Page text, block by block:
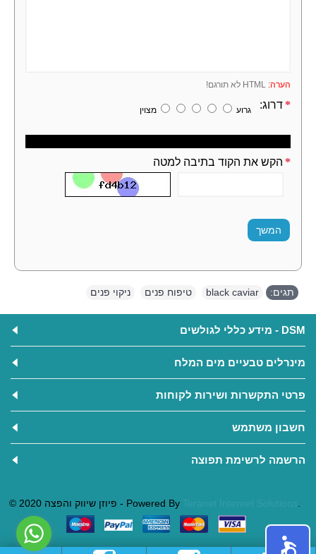
הערה:
דרוג: גרוע מצוין
הקש את הקוד בתיבה למטה
המשך
תגים: black caviar טיפוח פנים ניקוי פנים
DSM - מידע כללי לגולשים
מינרלים טבעיים מים המלח
פרטי התקשרות ושירות לקוחות
חשבון משתמש
הרשמה לרשימת תפוצה
© 2020 פיוזן שיווק והפצה - Powered By Teranet Internet Solutions